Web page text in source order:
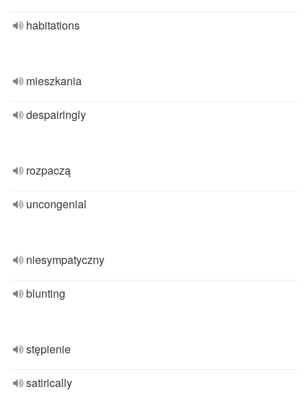
habitations
mieszkania
despairingly
rozpaczą
uncongenial
niesympatyczny
blunting
stępienie
satirically